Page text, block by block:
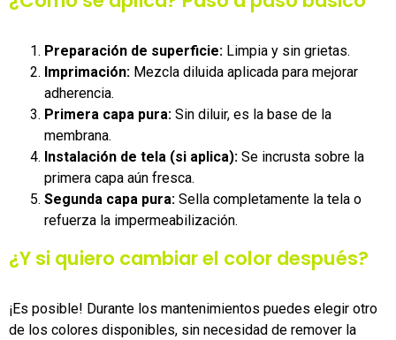
Preparación de superficie: Limpia y sin grietas.
Imprimación: Mezcla diluida aplicada para mejorar
adherencia.
Primera capa pura: Sin diluir, es la base de la
membrana.
Instalación de tela (si aplica): Se incrusta sobre la
primera capa aún fresca.
Segunda capa pura: Sella completamente la tela o
refuerza la impermeabilización.
¿Y si quiero cambiar el color después?
¡Es posible! Durante los mantenimientos puedes elegir otro
de los colores disponibles, sin necesidad de remover la